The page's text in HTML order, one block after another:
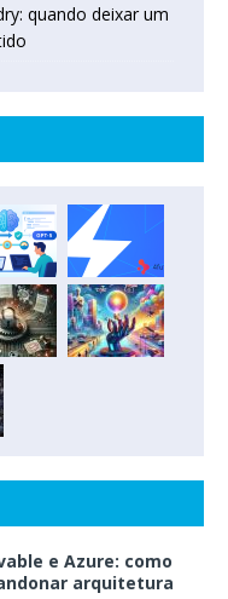
quando deixar um
e Azure: como
arquitetura